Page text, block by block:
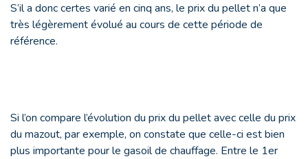
S’il a donc certes varié en cinq ans, le prix du pellet n’a que
très légèrement évolué au cours de cette période de
référence.
Si l’on compare l’évolution du prix du pellet avec celle du prix
du mazout, par exemple, on constate que celle-ci est bien
plus importante pour le gasoil de chauffage. Entre le 1er